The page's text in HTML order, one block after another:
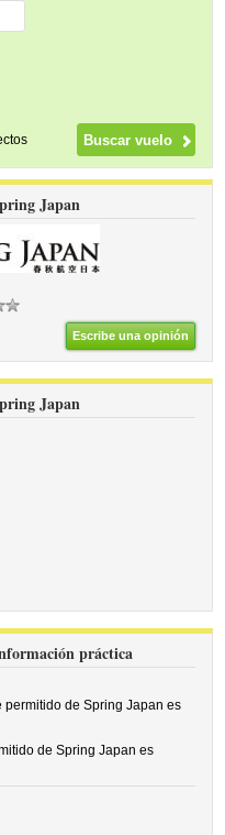
Japan
Escribe una opinión
Japan
práctica
de Spring Japan es
de Spring Japan es